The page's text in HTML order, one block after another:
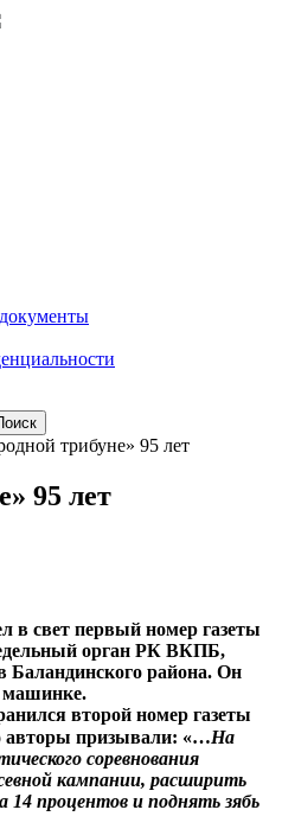
трибуне» 95 лет
95 лет
в свет первый номер газеты
орган РК ВКПБ,
Баландинского района. Он
машинке.
второй номер газеты
авторы призывали: «…На
соревнования
кампании, расширить
14 процентов и поднять зябь